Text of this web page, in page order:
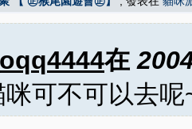
oqq4444在
可不可以去